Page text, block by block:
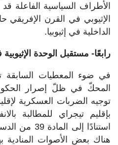
الأطراف السياسية الفاعلة قد
الإثيوبي في القرن
الداخلية في إثيوبيا.
رابعًا- مستقبل الوحدة
في ضوء المعطيات السابقة
المحكّ في ظلّ إصرار
توجيه الضربات العسكرية
بإقليم تيجراي للمطالبة
استنادًا إلى
هناك بعض الأصوات المنادية